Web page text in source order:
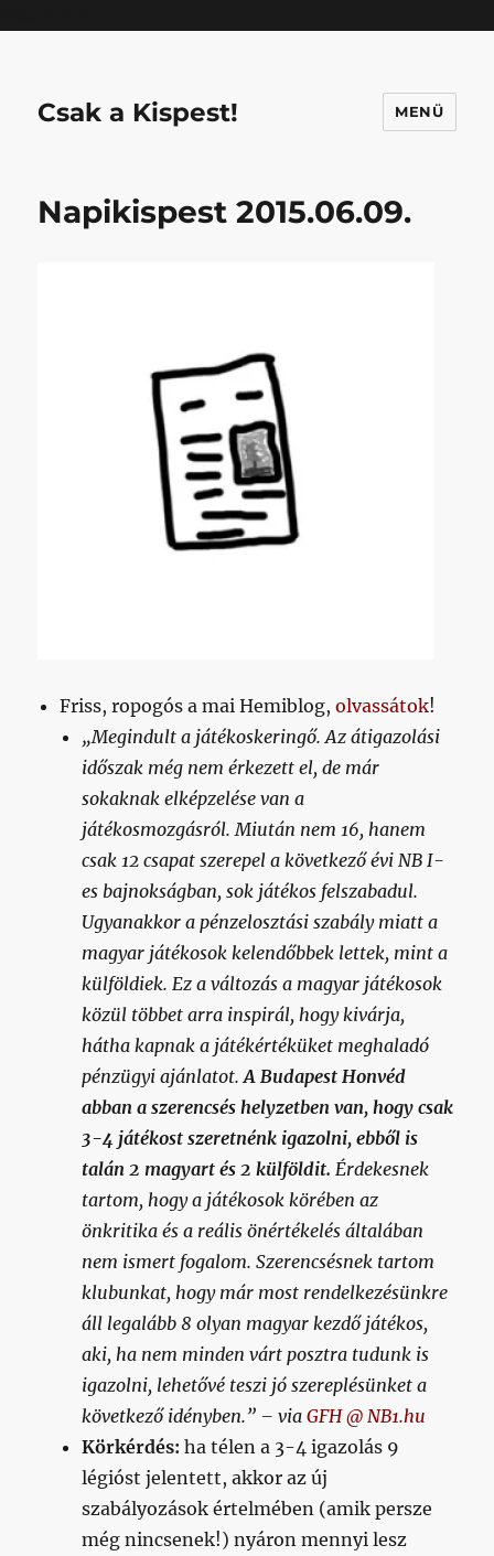
Csak a Kispest! MENÜ
Napikispest 2015.06.09.
Friss, ropogós a mai Hemiblog,olvassátok!
„Megindult a játékoskeringő. Az átigazolási
időszak még nem érkezett el, de már
sokaknak elképzelése van a
játékosmozgásról. Miután nem 16, hanem
csak 12 csapat szerepel a következő évi NB I-
es bajnokságban, sok játékos felszabadul.
Ugyanakkor a pénzelosztási szabály miatt a
magyar játékosok kelendőbbek lettek, mint a
külföldiek. Ez a változás a magyar játékosok
közül többet arra inspirál, hogy kivárja,
hátha kapnak a játékértéküket meghaladó
pénzügyi ajánlatot.A Budapest Honvéd
abban a szerencsés helyzetben van, hogy csak
3-4 játékost szeretnénk igazolni, ebből is
talán 2 magyart és 2 külföldit. Érdekesnek
tartom, hogy a játékosok körében az
önkritika és a reális önértékelés általában
nem ismert fogalom. Szerencsésnek tartom
klubunkat, hogy már most rendelkezésünkre
áll legalább 8 olyan magyar kezdő játékos,
aki, ha nem minden várt posztra tudunk is
igazolni, lehetővé teszi jó szereplésünket a
következő idényben.” – viaGFH @ NB1.hu
Körkérdés: ha télen a 3-4 igazolás 9
légióst jelentett, akkor az új
szabályozások értelmében (amik persze
még nincsenek!) nyáron mennyi lesz